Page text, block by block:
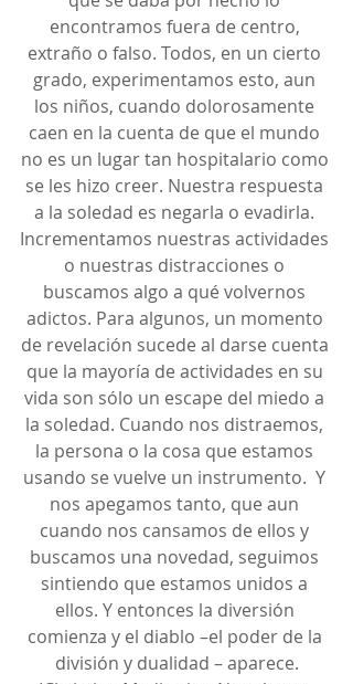
encontramos fuera de centro,
extraño o falso. Todos, en un cierto
grado, experimentamos esto, aun
los niños, cuando dolorosamente
caen en la cuenta de que el mundo
no es un lugar tan hospitalario como
se les hizo creer. Nuestra respuesta
a la soledad es negarla o evadirla.
Incrementamos nuestras actividades
o nuestras distracciones o
buscamos algo a qué volvernos
adictos. Para algunos, un momento
de revelación sucede al darse cuenta
que la mayoría de actividades en su
vida son sólo un escape del miedo a
la soledad. Cuando nos distraemos,
la persona o la cosa que estamos
usando se vuelve un instrumento.  Y
nos apegamos tanto, que aun
cuando nos cansamos de ellos y
buscamos una novedad, seguimos
sintiendo que estamos unidos a
ellos. Y entonces la diversión
comienza y el diablo ­–el poder de la
división y dualidad – aparece.